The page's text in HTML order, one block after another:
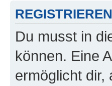
REGISTRIEREN
Du musst in
können. Eine
ermöglicht dir,